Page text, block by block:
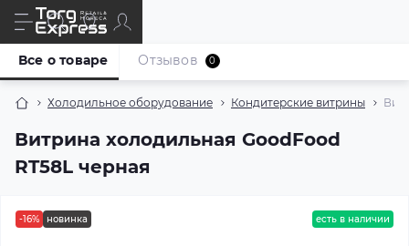
Холодильное оборудование Кондитерские витрины
Витрина холодильная GoodFood
RT58L черная
Все о товаре Отзывов 0
-16% новинка есть в наличии